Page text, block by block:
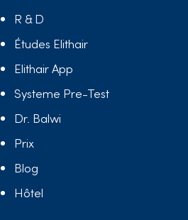
R & D
Études Elithair
Elithair App
Systeme Pre-Test
Dr. Balwi
Prix
Blog
Hôtel